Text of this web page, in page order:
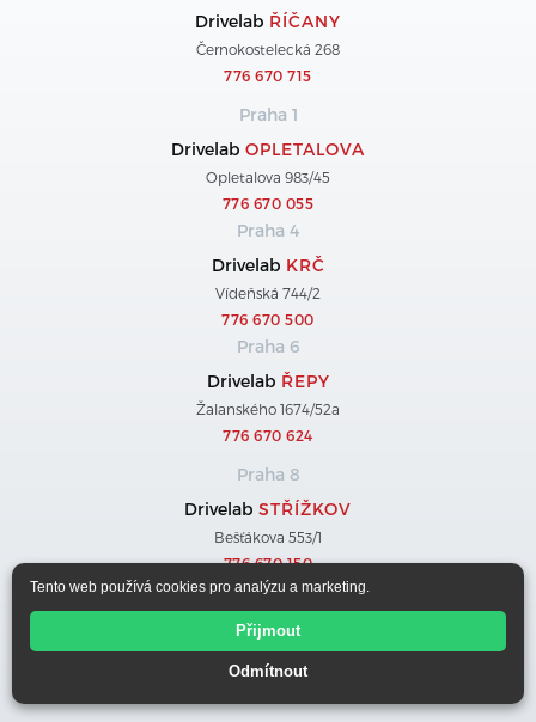
Drivelab ŘÍČANY
Černokostelecká 268
776 670 715
Praha 1
Drivelab OPLETALOVA
Opletalova 983/45
776 670 055
Praha 4
Drivelab KRČ
Vídeňská 744/2
776 670 500
Praha 6
Drivelab ŘEPY
Žalanského 1674/52a
776 670 624
Praha 8
Drivelab STŘÍŽKOV
Bešťákova 553/1
776 670 150
DrivelabČERNÝ MOST
Chlumecká 1636
Tento web používá cookies pro analýzu a marketing.
Přijmout
Odmítnout